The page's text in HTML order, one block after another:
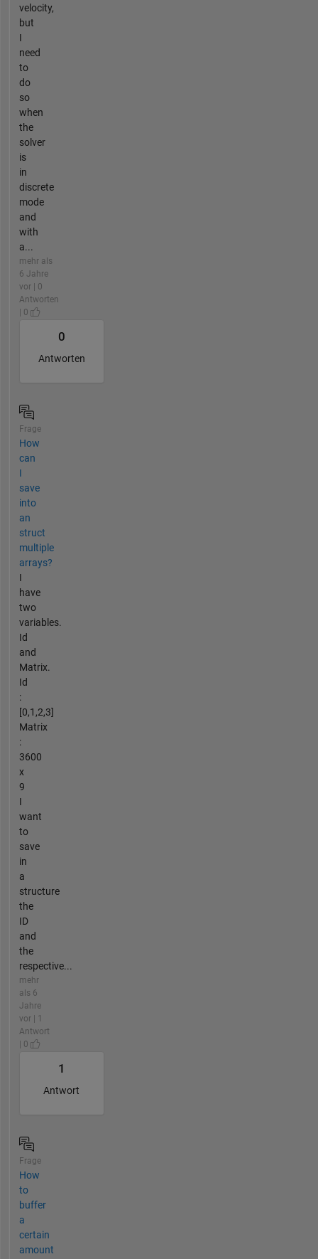
velocity,
but
I
need
to
do
so
when
the
solver
is
in
discrete
mode
and
with
a...
mehr als
6 Jahre
vor | 0
Antworten
| 0
0
Antworten
Frage
How
can
I
save
into
an
struct
multiple
arrays?
I
have
two
variables.
Id
and
Matrix.
Id
:
[0,1,2,3]
Matrix
:
3600
x
9
I
want
to
save
in
a
structure
the
ID
and
the
respective...
mehr
als 6
Jahre
vor | 1
Antwort
| 0
1
Antwort
Frage
How
to
buffer
a
certain
amount